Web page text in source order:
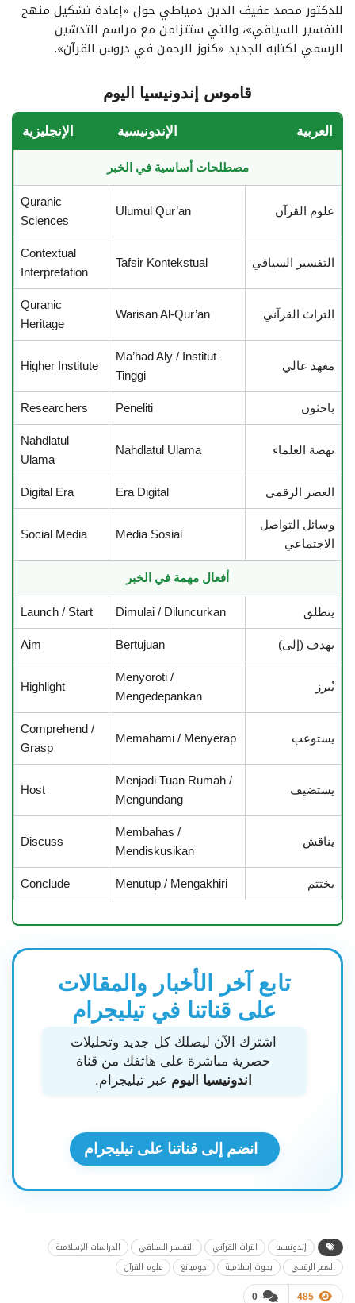
للدكتور محمد عفيف الدين دمياطي حول «إعادة تشكيل منهج
التفسير السياقي»، والتي ستتزامن مع مراسم التدشين
الرسمي لكتابه الجديد «كنوز الرحمن في دروس القرآن».
قاموس إندونيسيا اليوم
العربية الإندونيسية الإنجليزية
مصطلحات أساسية في الخبر
علوم القرآن Ulumul Qur’an
Quranic
Sciences
التفسير السياقي Tafsir Kontekstual
Contextual
Interpretation
التراث القرآني Warisan Al-Qur’an
Quranic
Heritage
معهد عالي
Ma’had Aly / Institut
Tinggi
Higher Institute
باحثون Peneliti
Researchers
نهضة العلماء Nahdlatul Ulama
Nahdlatul
Ulama
العصر الرقمي Era Digital
Digital Era
وسائل التواصل
الاجتماعي
Media Sosial
Social Media
أفعال مهمة في الخبر
ينطلق Dimulai / Diluncurkan
Launch / Start
يهدف (إلى) Bertujuan
Aim
يُبرز
Menyoroti /
Mengedepankan
Highlight
يستوعب Memahami / Menyerap
Comprehend /
Grasp
يستضيف
Menjadi Tuan Rumah /
Mengundang
Host
يناقش
Membahas /
Mendiskusikan
Discuss
يختتم Menutup / Mengakhiri
Conclude
تابع آخر الأخبار والمقالات
على قناتنا في تيليجرام
اشترك الآن ليصلك كل جديد وتحليلات
حصرية مباشرة على هاتفك من قناة
اندونيسيا اليوم عبر تيليجرام.
انضم إلى قناتنا على تيليجرام
إندونيسيا التراث القرآني التفسير السياقي
الدراسات الإسلامية
العصر الرقمي
بحوث إسلامية جومبانغ علوم القرآن
0 485